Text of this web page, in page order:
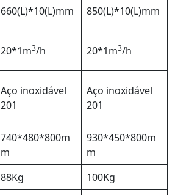
660(L)*10(L)mm 850(L)*10(L)mm
20*1m3/h 20*1m3/h
Aço inoxidável
201
Aço inoxidável
201
740*480*800m
m
930*450*800m
m
88Kg
100Kg